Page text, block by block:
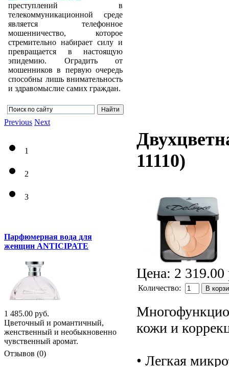
преступлений в
телекоммуникационной среде
является телефонное
мошенничество, которое
стремительно набирает силу и
превращается в настоящую
эпидемию. Оградить от
мошенников в первую очередь
способны лишь внимательность
и здравомыслие самих граждан.
11110)
Цена: 2 319.00
Количество: В
кожи и
• Легкая
Previous Next
1
2
3
Парфюмерная вода для
женщин ANTICIPATE
1 485.00 руб.
Цветочный и романтичный,
женственный и необыкновенно
чувственный аромат.
Отзывов (0)